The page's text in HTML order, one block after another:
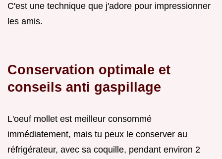
C'est une technique que j'adore pour impressionner
les amis.
Conservation optimale et
conseils anti gaspillage
L'oeuf mollet est meilleur consommé
immédiatement, mais tu peux le conserver au
réfrigérateur, avec sa coquille, pendant environ 2